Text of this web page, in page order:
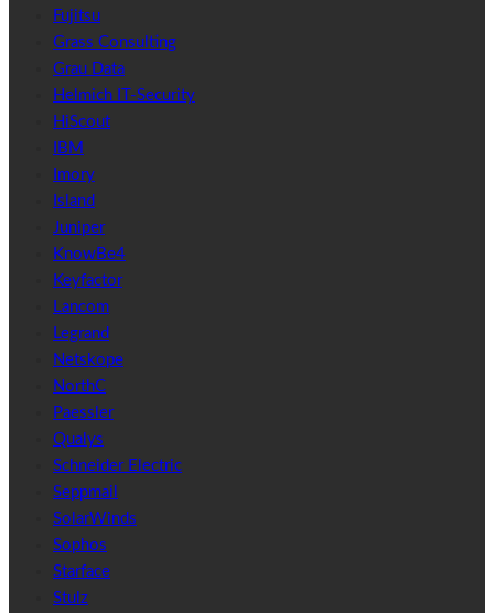
Fujitsu
Grass Consulting
Grau Data
Helmich IT-Security
HiScout
IBM
Imory
Island
Juniper
KnowBe4
Keyfactor
Lancom
Legrand
Netskope
NorthC
Paessler
Qualys
Schneider Electric
Seppmail
SolarWinds
Sophos
Starface
Stulz